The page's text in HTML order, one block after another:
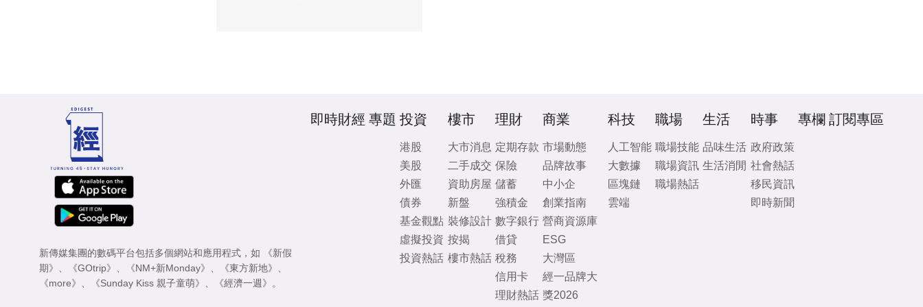
新傳媒集團的數碼平台包括多個網站和應用程式，如
《新假
期》 、 《GOtrip》 、 《NM+新Monday》 、 《東方新地》 、
《more》 、 《Sunday Kiss 親子童萌》 、 《經濟一週》 。
即時財經 專題 投資
港股
美股
外匯
債券
基金觀點
虛擬投資
投資熱話
樓市
大市消息
二手成交
資助房屋
新盤
裝修設計
按揭
樓市熱話
理財
定期存款
保險
儲蓄
強積金
數字銀行
借貸
稅務
信用卡
理財熱話
商業
市場動態
品牌故事
中小企
創業指南
營商資源庫
ESG
大灣區
經一品牌大
獎2026
科技
人工智能
大數據
區塊鏈
雲端
職場
職場技能
職場資訊
職場熱話
生活
品味生活
生活消閒
時事
政府政策
社會熱話
移民資訊
即時新聞
專欄 訂閱專區